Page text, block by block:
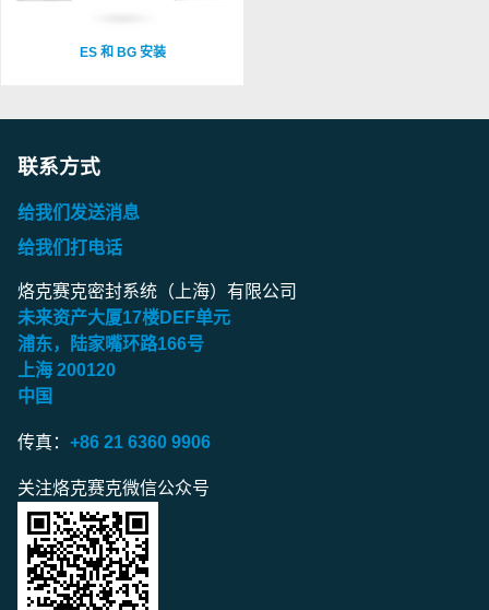
ES 和 BG 安装
联系方式
给我们发送消息
给我们打电话
烙克赛克密封系统（上海）有限公司
未来资产大厦17楼DEF单元
浦东，陆家嘴环路166号
上海 200120
中国
传真： +86 21 6360 9906
关注烙克赛克微信公众号